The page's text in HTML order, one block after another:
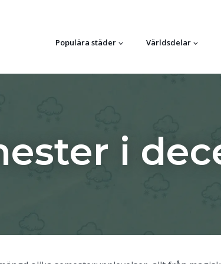
Populära städer Världsdelar
i